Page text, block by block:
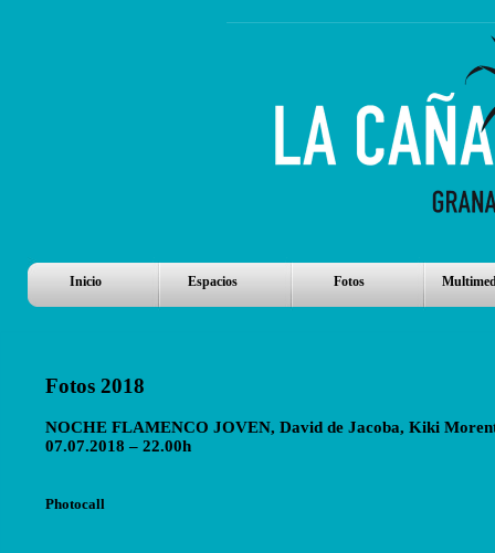
Fotos 2018
NOCHE FLAMENCO JOVEN, David de Jacoba, Kiki
07.07.2018 – 22.00h
Photocall
Inicio Espacios Fotos